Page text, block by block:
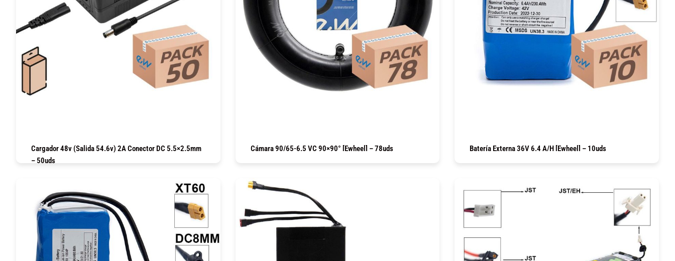
Cargador 48v (salida 54.6v) 2A Conector DC 5.5×2.5mm
– 50uds
Cámara 90/65-6.5 VC 90×90° [Ewheel] – 78uds Batería Externa 36V 6.4 A/h [Ewheel] – 10uds